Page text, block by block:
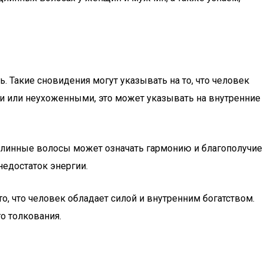
сновидения могут указывать на то, что человек
или неухоженными, это может указывать на внутренние
волосы может означать гармонию и благополучие
энергии.
человек обладает силой и внутренним богатством.
толкования.